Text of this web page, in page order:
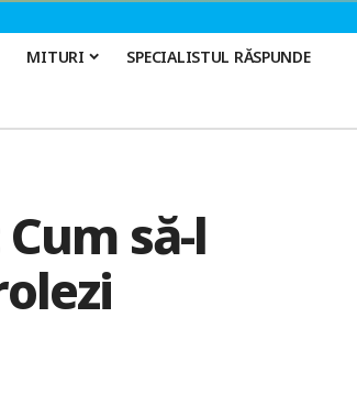
MITURI SPECIALISTUL RĂSPUNDE
să-l